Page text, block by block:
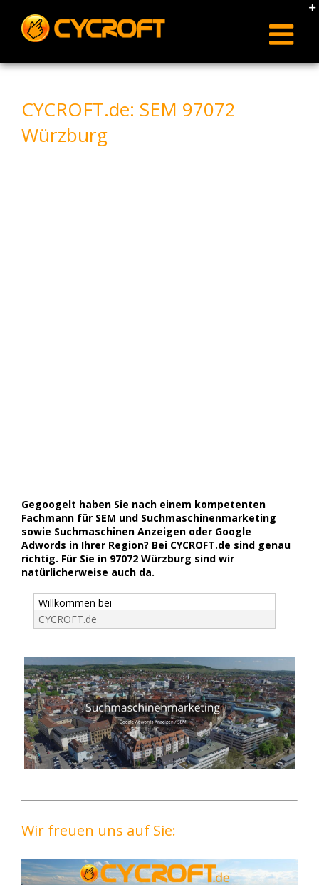
content
CYCROFT.de: SEM 97072
Würzburg
Gegoogelt haben Sie nach einem kompetenten
Fachmann für SEM und Suchmaschinenmarketing
sowie Suchmaschinen Anzeigen oder Google
Adwords in Ihrer Region? Bei CYCROFT.de sind genau
richtig. Für Sie in 97072 Würzburg sind wir
natürlicherweise auch da.
Willkommen bei
CYCROFT.de
Wir freuen uns auf Sie: